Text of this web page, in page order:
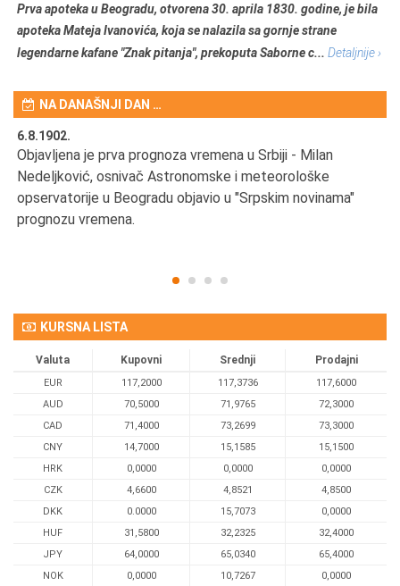
Prva apoteka u Beogradu, otvorena 30. aprila 1830. godine, je bila
apoteka Mateja Ivanovića, koja se nalazila sa gornje strane
legendarne kafane "Znak pitanja", prekoputa Saborne c... Detaljnije ›
NA DANAŠNJI DAN …
6.8.1902.
Objavljena je prva prognoza vremena u Srbiji - Milan
Nedeljković, osnivač Astronomske i meteorološke
opservatorije u Beogradu objavio u "Srpskim novinama"
prognozu vremena.
KURSNA LISTA
Valuta Kupovni Srednji Prodajni
EUR 117,2000 117,3736
117,6000
AUD
70,5000 71,9765
72,3000
CAD
71,4000 73,2699
73,3000
CNY
14,7000 15,1585
15,1500
HRK
0,0000 0,0000
0,0000
CZK
4,6600 4,8521
4,8500
DKK
0.0000 15,7073
0,0000
HUF
31,5800 32,2325
32,4000
JPY
64,0000 65,0340
65,4000
NOK
0,0000 10,7267 0,0000